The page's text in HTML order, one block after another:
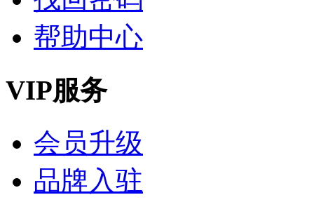
帮助中心
VIP服务
会员升级
品牌入驻